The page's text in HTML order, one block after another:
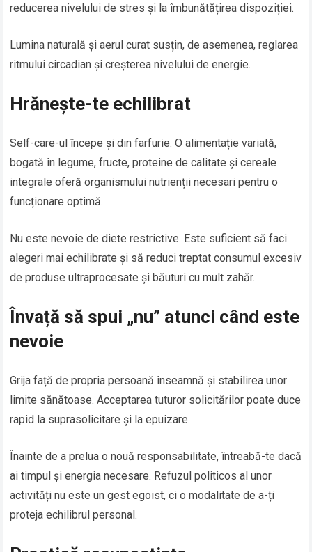
reducerea nivelului de stres și la îmbunătățirea dispoziției.
Lumina naturală și aerul curat susțin, de asemenea, reglarea
ritmului circadian și creșterea nivelului de energie.
Hrănește-te echilibrat
Self-care-ul începe și din farfurie. O alimentație variată,
bogată în legume, fructe, proteine de calitate și cereale
integrale oferă organismului nutrienții necesari pentru o
funcționare optimă.
Nu este nevoie de diete restrictive. Este suficient să faci
alegeri mai echilibrate și să reduci treptat consumul excesiv
de produse ultraprocesate și băuturi cu mult zahăr.
Învață să spui „nu” atunci când este
nevoie
Grija față de propria persoană înseamnă și stabilirea unor
limite sănătoase. Acceptarea tuturor solicitărilor poate duce
rapid la suprasolicitare și la epuizare.
Înainte de a prelua o nouă responsabilitate, întreabă-te dacă
ai timpul și energia necesare. Refuzul politicos al unor
activități nu este un gest egoist, ci o modalitate de a-ți
proteja echilibrul personal.